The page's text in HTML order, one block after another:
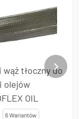
Wąż tłoczny do
do 50% aromatów
AUSTRALIA® EN
3 Warianty